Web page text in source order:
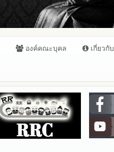
องค์คณะบุคล เกี่ยวกับ